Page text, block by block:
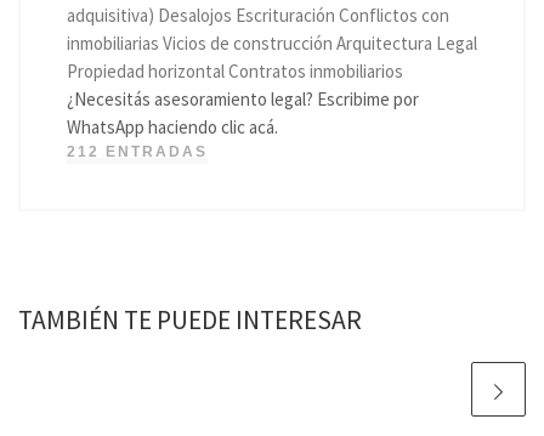
adquisitiva) Desalojos Escrituración Conflictos con
inmobiliarias Vicios de construcción Arquitectura Legal
Propiedad horizontal Contratos inmobiliarios
¿Necesitás asesoramiento legal? Escribime por
WhatsApp haciendo clic acá.
212 ENTRADAS
TAMBIÉN TE PUEDE INTERESAR